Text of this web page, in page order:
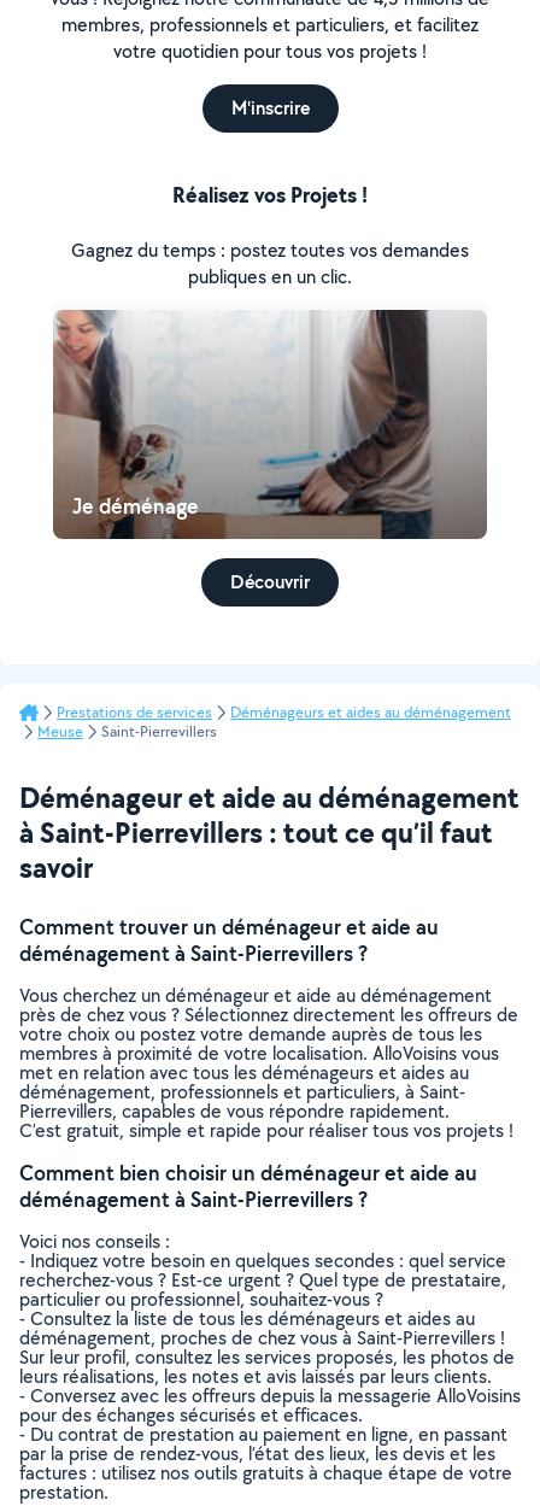
membres, professionnels et particuliers, et facilitez
votre quotidien pour tous vos projets !
M'inscrire
Réalisez vos Projets !
Gagnez du temps : postez toutes vos demandes
publiques en un clic.
Je déménage
Découvrir
Prestations de services
Déménageurs et aides au déménagement
Meuse
Saint-Pierrevillers
Déménageur et aide au déménagement
à Saint-Pierrevillers : tout ce qu’il faut
savoir
Comment trouver un déménageur et aide au
déménagement à Saint-Pierrevillers ?
Vous cherchez un déménageur et aide au déménagement
près de chez vous ? Sélectionnez directement les offreurs de
votre choix ou postez votre demande auprès de tous les
membres à proximité de votre localisation. AlloVoisins vous
met en relation avec tous les déménageurs et aides au
déménagement, professionnels et particuliers, à Saint-
Pierrevillers, capables de vous répondre rapidement.
C’est gratuit, simple et rapide pour réaliser tous vos projets !
Comment bien choisir un déménageur et aide au
déménagement à Saint-Pierrevillers ?
Voici nos conseils :
- Indiquez votre besoin en quelques secondes : quel service
recherchez-vous ? Est-ce urgent ? Quel type de prestataire,
particulier ou professionnel, souhaitez-vous ?
- Consultez la liste de tous les déménageurs et aides au
déménagement, proches de chez vous à Saint-Pierrevillers !
Sur leur profil, consultez les services proposés, les photos de
leurs réalisations, les notes et avis laissés par leurs clients.
- Conversez avec les offreurs depuis la messagerie AlloVoisins
pour des échanges sécurisés et efficaces.
- Du contrat de prestation au paiement en ligne, en passant
par la prise de rendez-vous, l’état des lieux, les devis et les
factures : utilisez nos outils gratuits à chaque étape de votre
prestation.